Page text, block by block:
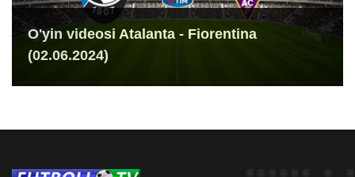
O'yin videosi Atalanta - Fiorentina
(02.06.2024)